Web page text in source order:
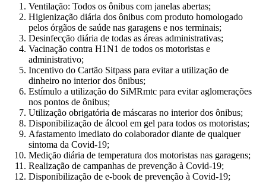
Ventilação: Todos os ônibus com janelas abertas;
Higienização diária dos ônibus com produto homologado
pelos órgãos de saúde nas garagens e nos terminais;
Desinfecção diária de todas as áreas administrativas;
Vacinação contra H1N1 de todos os motoristas e
administrativo;
Incentivo do Cartão Sitpass para evitar a utilização de
dinheiro no interior dos ônibus;
Estímulo a utilização do SiMRmtc para evitar aglomerações
nos pontos de ônibus;
Utilização obrigatória de máscaras no interior dos ônibus;
Disponibilização de álcool em gel para todos os motoristas;
Afastamento imediato do colaborador diante de qualquer
sintoma da Covid-19;
Medição diária de temperatura dos motoristas nas garagens;
Realização de campanhas de prevenção à Covid-19;
Disponibilização de e-book de prevenção à Covid-19;